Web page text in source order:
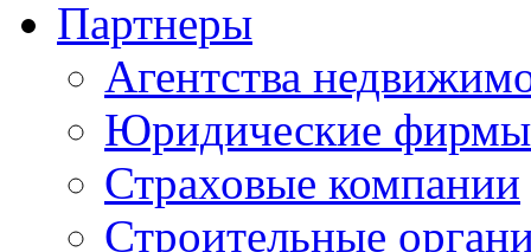
Партнеры
Агентства
Юридические фирмы
Страховые компании
Строительные